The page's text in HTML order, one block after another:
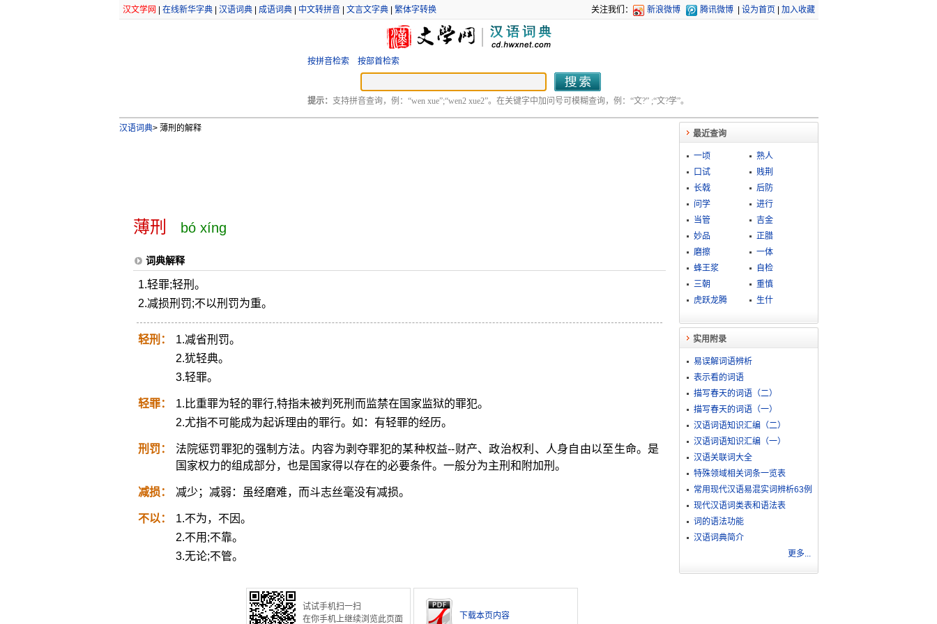
汉文学网 在线新华字典| 汉语词典| 成语词典| 中文转拼音| 文言文字典| 繁体字转换 关注我们： 新浪微博 腾讯微博 设为首页 加入收藏
按拼音检索 按部首检索
提示： 支持拼音查询，例：“wen xue”;“wen2 xue2”。在关键字中加问号可模糊查询，例：“文?” ;“文?学”。
汉语词典>薄刑的解释
薄刑 bó xíng
词典解释
1.轻罪;轻刑。
2.减损刑罚;不以刑罚为重。
轻刑：
1.减省刑罚。
2.犹轻典。
3.轻罪。
轻罪：
1.比重罪为轻的罪行,特指未被判死刑而监禁在国家监狱的罪犯。
2.尤指不可能成为起诉理由的罪行。如：有轻罪的经历。
刑罚：
法院惩罚罪犯的强制方法。内容为剥夺罪犯的某种权益--财产、政治权利、人身自由以至生命。是
国家权力的组成部分，也是国家得以存在的必要条件。一般分为主刑和附加刑。
减损： 减少；减弱：虽经磨难，而斗志丝毫没有减损。
不以：
1.不为，不因。
2.不用;不靠。
3.无论;不管。
试试手机扫一扫
在你手机上继续浏览此页面
下载本页内容
最近查询
一顷
熟人
口试
贱荆
长戟
后防
问学
进行
当管
吉金
妙品
正腊
磨擦
一体
蜂王浆
自检
三朝
重慎
虎跃龙腾
生什
实用附录
易误解词语辨析
表示看的词语
描写春天的词语（二）
描写春天的词语（一）
汉语词语知识汇编（二）
汉语词语知识汇编（一）
汉语关联词大全
特殊领域相关词条一览表
常用现代汉语易混实词辨析63例
现代汉语词类表和语法表
词的语法功能
汉语词典简介
更多...